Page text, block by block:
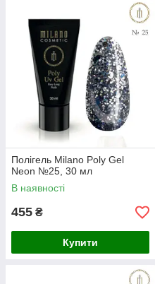
Полігель Milano Poly Gel
Neon №25, 30 мл
В наявності
455 ₴
Купити